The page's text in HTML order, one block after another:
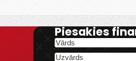
Piesakies